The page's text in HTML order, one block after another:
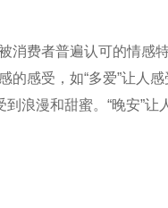
消费者普遍认可的情感
的感受，如“多爱”让人
到浪漫和甜蜜。“晚安”让